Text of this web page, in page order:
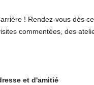
! Rendez-vous dès
commentées, des
et d'amitié